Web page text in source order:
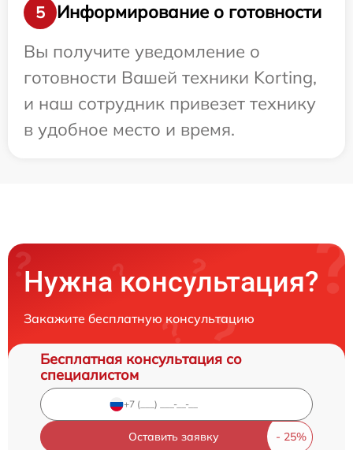
5
Информирование о готовности
Вы получите уведомление о
готовности Вашей техники Korting,
и наш сотрудник привезет технику
в удобное место и время.
Нужна консультация?
Закажите бесплатную консультацию
Бесплатная консультация со
специалистом
Оставить заявку